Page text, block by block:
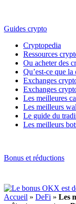
Guides crypto
Cryptopedia
Ressources
Ou acheter des
Qu’est-ce que
Exchanges
Exchanges
Les meilleures
Les meilleurs
Le guide du
Les meilleurs
Bonus et réductions
Accueil » DeFi » Les